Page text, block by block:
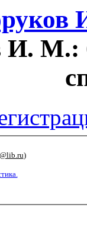
И. М.:
)